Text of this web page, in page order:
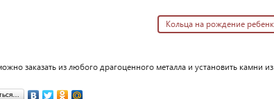
Кольца на рождение
заказать из любого драгоценного металла и установить камни